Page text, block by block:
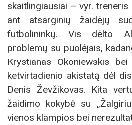
skaitlingiausiai – vyr. treneris
ant atsarginių žaidėjų
futbolininkų. Vis dėlto
problemų su puolėjais,
Krystianas Okoniewskis
ketvirtadienio akistatą dėl
Denis Ževžikovas. Kita
žaidimo kokybė su
vienos klampios bei